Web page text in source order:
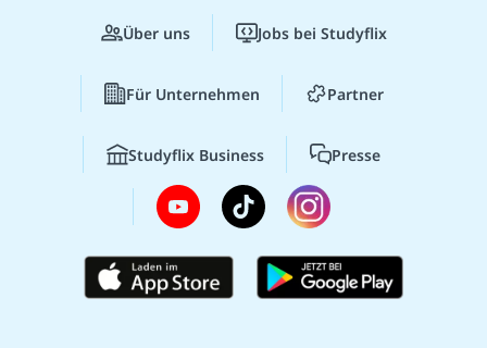
Über uns Jobs bei Studyflix
Für Unternehmen Partner
Studyflix Business Presse